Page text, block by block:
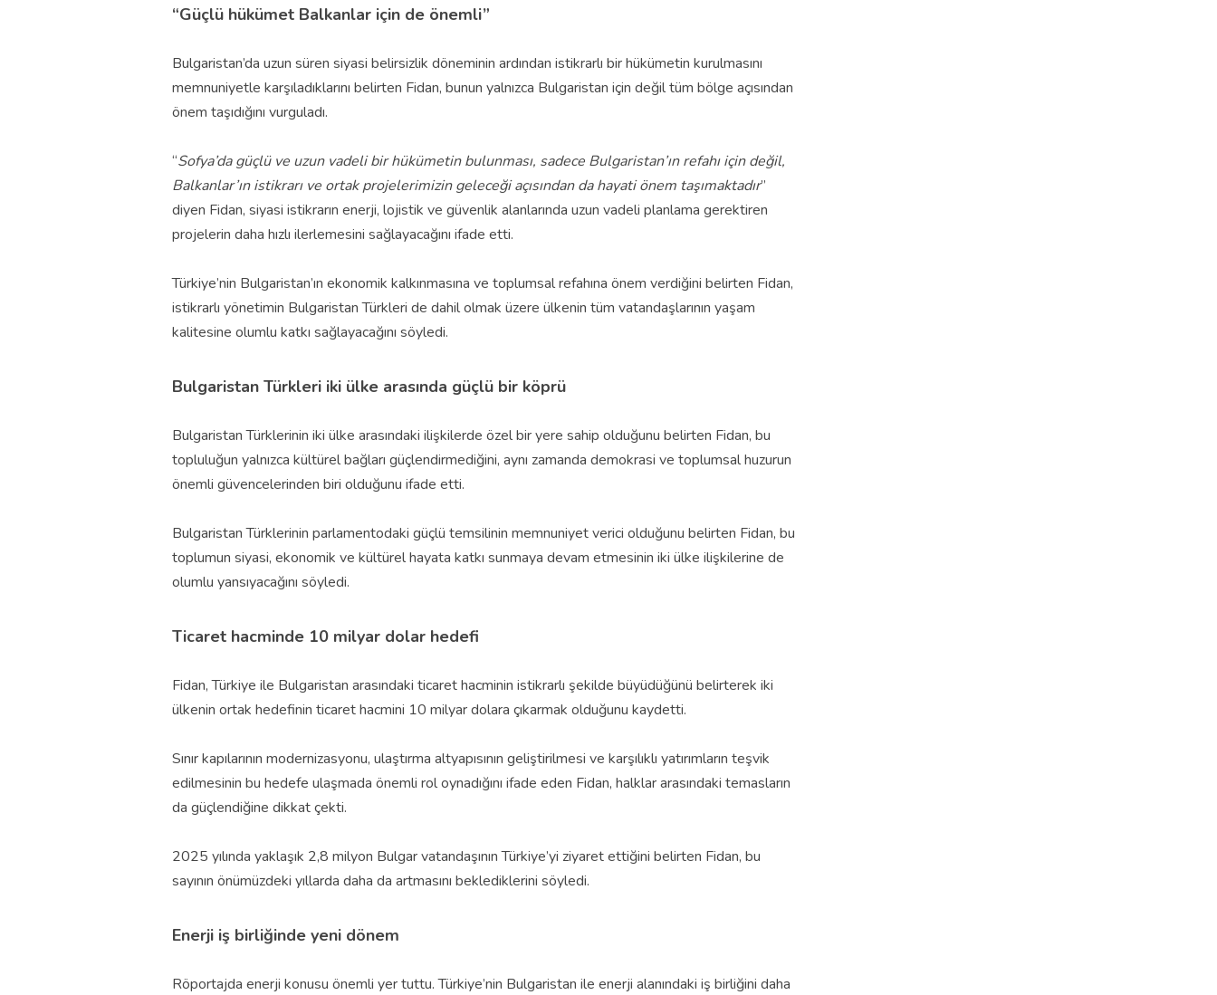
“Güçlü hükümet Balkanlar için de önemli”
Bulgaristan’da uzun süren siyasi belirsizlik döneminin ardından istikrarlı bir hükümetin kurulmasını
memnuniyetle karşıladıklarını belirten Fidan, bunun yalnızca Bulgaristan için değil tüm bölge açısından
önem taşıdığını vurguladı.
“Sofya’da güçlü ve uzun vadeli bir hükümetin bulunması, sadece Bulgaristan’ın refahı için değil,
Balkanlar’ın istikrarı ve ortak projelerimizin geleceği açısından da hayati önem taşımaktadır”
diyen Fidan, siyasi istikrarın enerji, lojistik ve güvenlik alanlarında uzun vadeli planlama gerektiren
projelerin daha hızlı ilerlemesini sağlayacağını ifade etti.
Türkiye’nin Bulgaristan’ın ekonomik kalkınmasına ve toplumsal refahına önem verdiğini belirten Fidan,
istikrarlı yönetimin Bulgaristan Türkleri de dahil olmak üzere ülkenin tüm vatandaşlarının yaşam
kalitesine olumlu katkı sağlayacağını söyledi.
Bulgaristan Türkleri iki ülke arasında güçlü bir köprü
Bulgaristan Türklerinin iki ülke arasındaki ilişkilerde özel bir yere sahip olduğunu belirten Fidan, bu
topluluğun yalnızca kültürel bağları güçlendirmediğini, aynı zamanda demokrasi ve toplumsal huzurun
önemli güvencelerinden biri olduğunu ifade etti.
Bulgaristan Türklerinin parlamentodaki güçlü temsilinin memnuniyet verici olduğunu belirten Fidan, bu
toplumun siyasi, ekonomik ve kültürel hayata katkı sunmaya devam etmesinin iki ülke ilişkilerine de
olumlu yansıyacağını söyledi.
Ticaret hacminde 10 milyar dolar hedefi
Fidan, Türkiye ile Bulgaristan arasındaki ticaret hacminin istikrarlı şekilde büyüdüğünü belirterek iki
ülkenin ortak hedefinin ticaret hacmini 10 milyar dolara çıkarmak olduğunu kaydetti.
Sınır kapılarının modernizasyonu, ulaştırma altyapısının geliştirilmesi ve karşılıklı yatırımların teşvik
edilmesinin bu hedefe ulaşmada önemli rol oynadığını ifade eden Fidan, halklar arasındaki temasların
da güçlendiğine dikkat çekti.
2025 yılında yaklaşık 2,8 milyon Bulgar vatandaşının Türkiye’yi ziyaret ettiğini belirten Fidan, bu
sayının önümüzdeki yıllarda daha da artmasını beklediklerini söyledi.
Enerji iş birliğinde yeni dönem
Röportajda enerji konusu önemli yer tuttu. Türkiye’nin Bulgaristan ile enerji alanındaki iş birliğini daha